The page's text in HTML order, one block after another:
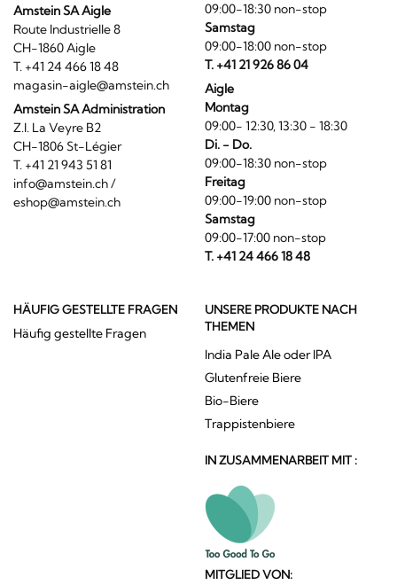
Amstein SA Aigle
Route Industrielle 8
CH-1860 Aigle
T. +41 24 466 18 48
magasin-aigle@amstein.ch
Amstein SA Administration
Z.I. La Veyre B2
CH-1806 St-Légier
T. +41 21 943 51 81
info@amstein.ch/
eshop@amstein.ch
09:00-18:30 non-stop
Samstag
09:00-18:00 non-stop
T. +41 21 926 86 04
Aigle
Montag
09:00- 12:30, 13:30 - 18:30
Di. - Do.
09:00-18:30 non-stop
Freitag
09:00-19:00 non-stop
Samstag
09:00-17:00 non-stop
T. +41 24 466 18 48
HÄUFIG GESTELLTE FRAGEN
Häufig gestellte Fragen
UNSERE PRODUKTE NACH
THEMEN
India Pale Ale oder IPA
Glutenfreie Biere
Bio-Biere
Trappistenbiere
IN ZUSAMMENARBEIT MIT :
MITGLIED VON: